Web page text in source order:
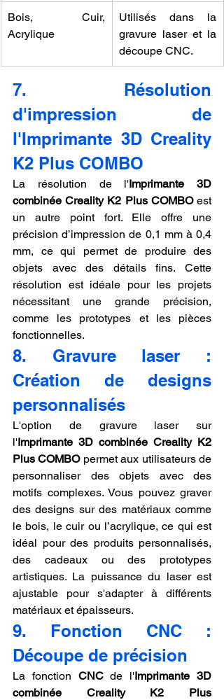
Bois, Cuir,
Acrylique
Utilisés dans la
gravure laser et la
découpe CNC.
7. Résolution
d'impression de
l'Imprimante 3D Creality
K2 Plus COMBO
La résolution de l'Imprimante 3D
combinée Creality K2 Plus COMBO est
un autre point fort. Elle offre une
précision d’impression de 0,1 mm à 0,4
mm, ce qui permet de produire des
objets avec des détails fins. Cette
résolution est idéale pour les projets
nécessitant une grande précision,
comme les prototypes et les pièces
fonctionnelles.
8. Gravure laser :
Création de designs
personnalisés
L'option de gravure laser sur
l'Imprimante 3D combinée Creality K2
Plus COMBO permet aux utilisateurs de
personnaliser des objets avec des
motifs complexes. Vous pouvez graver
des designs sur des matériaux comme
le bois, le cuir ou l’acrylique, ce qui est
idéal pour des produits personnalisés,
des cadeaux ou des prototypes
artistiques. La puissance du laser est
ajustable pour s'adapter à différents
matériaux et épaisseurs.
9. Fonction CNC :
Découpe de précision
La fonction CNC de l'Imprimante 3D
combinée Creality K2 Plus